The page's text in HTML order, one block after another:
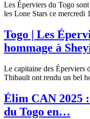
Les Éperviers du Togo
les Lone Stars ce mercredi
Togo | Les
hommage à
Le capitaine des
Thibault ont rendu un bel
Élim CAN 2025
du Togo en…